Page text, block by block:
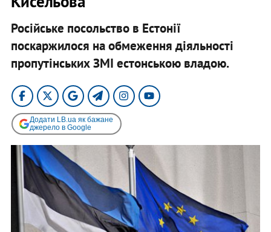
Російське посольство в Естонії
поскаржилося на обмеження діяльності
пропутінських ЗМІ естонською владою.
Додати LB.ua як бажане
джерело в Google